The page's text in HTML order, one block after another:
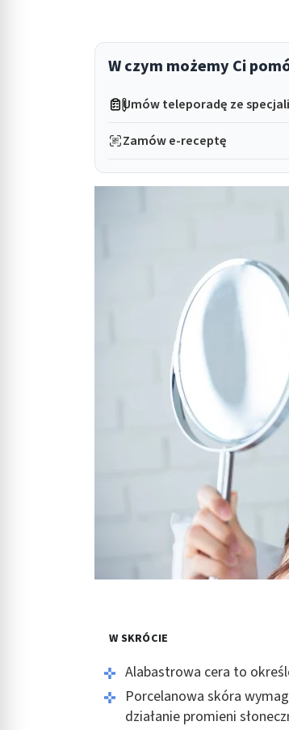
W czym możemy Ci
Umów teleporadę ze
Zamów e-receptę
W SKRÓCIE
Alabastrowa cera to
Porcelanowa skóra
działanie promieni